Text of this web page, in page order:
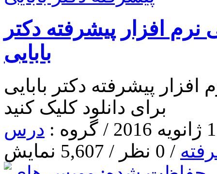
افزار پیشرفته دکتر
بابایی
پیشرفته دکتر بابایی
برای دانلود کلیک کنید
درس
/ 0 نظر / 5,607 نمایش